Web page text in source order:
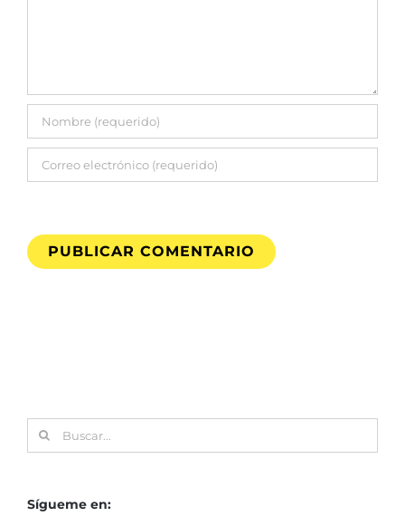
Buscar:
Sígueme en: